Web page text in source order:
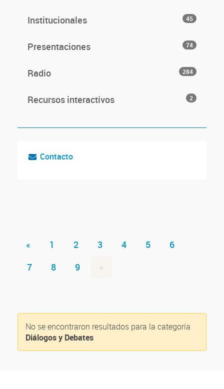
Institucionales 45
Presentaciones 74
Radio 284
Recursos interactivos 2
Contacto
« 1 2 3 4 5
6
7
8 9 »
No se encontraron resultados para la categoría
Diálogos y Debates